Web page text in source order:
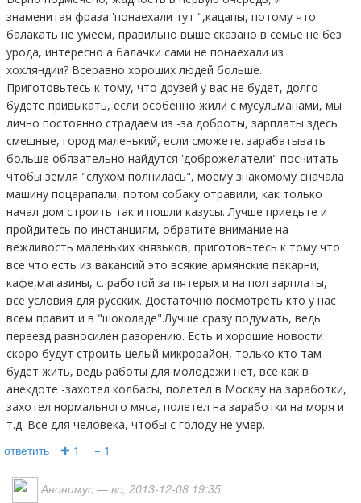
знаменитая фраза 'понаехали тут ",кацапы, потому что
балакать не умеем, правильно выше сказано в семье не без
урода, интересно а балачки сами не понаехали из
хохляндии? Всеравно хороших людей больше.
Приготовьтесь к тому, что друзей у вас не будет, долго
будете привыкать, если особенно жили с мусульманами, мы
лично постоянно страдаем из -за доброты, зарплаты здесь
смешные, город маленький, если сможете. зарабатывать
больше обязательно найдутся 'доброжелатели" посчитать
чтобы земля "слухом полнилась", моему знакомому сначала
машину поцарапали, потом собаку отравили, как только
начал дом строить так и пошли казусы. Лучше приедьте и
пройдитесь по инстанциям, обратите внимание на
вежливость маленьких князьков, приготовьтесь к тому что
все что есть из вакансий это всякие армянские пекарни,
кафе,магазины, с. работой за пятерых и на пол зарплаты,
все условия для русских. Достаточно посмотреть кто у нас
всем правит и в "шоколаде".Лучше сразу подумать, ведь
переезд равносилен разорению. Есть и хорошие новости
скоро будут строить целый микрорайон, только кто там
будет жить, ведь работы для молодежи нет, все как в
анекдоте -захотел колбасы, полетел в Москву на заработки,
захотел нормального мяса, полетел на заработки на моря и
т.д. Все для человека, чтобы с голоду не умер.
ответить ✚ 1 − 1
Анонимус — вс, 2013-12-08 19:35